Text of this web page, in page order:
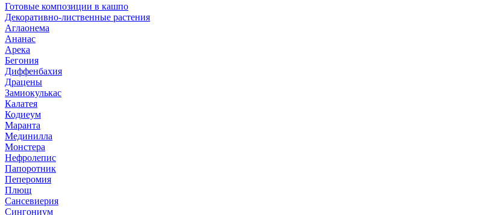
Готовые композиции в кашпо
Декоративно-лиственные растения
Аглаонема
Ананас
Арека
Бегония
Диффенбахия
Драцены
Замиокулькас
Калатея
Кодиеум
Маранта
Мединилла
Монстера
Нефролепис
Папоротник
Пеперомия
Плющ
Сансевиерия
Сингониум